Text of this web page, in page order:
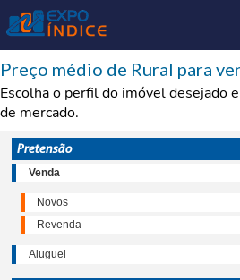
Preço médio de Rural para
Escolha o perfil do imóvel desejado
de mercado.
Pretensão
Venda
Novos
Revenda
Aluguel